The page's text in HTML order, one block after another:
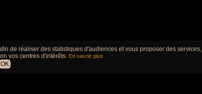
de réaliser des statistiques d'audiences et vous proposer des services,
vos centres d'intérêts. En savoir plus
OK